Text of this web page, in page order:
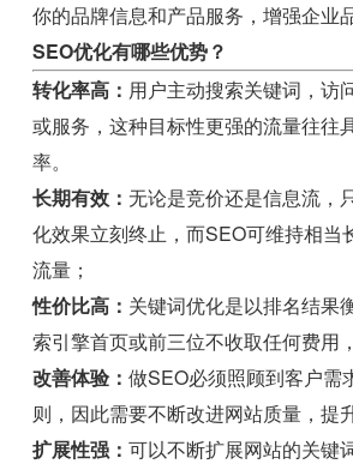
你的品牌信息和产品服务，增强企业
SEO优化有哪些优势？
转化率高： 用户主动搜索关键词，访
或服务，这种目标性更强的流量往往
率。
长期有效：无论是竞价还是信息流，
化效果立刻终止，而SEO可维持相当
流量；
性价比高： 关键词优化是以排名结果
索引擎首页或前三位不收取任何费用
改善体验：做SEO必须照顾到客户需
则，因此需要不断改进网站质量，提
扩展性强：可以不断扩展网站的关键